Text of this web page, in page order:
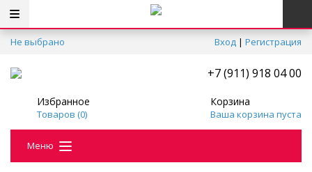
Не выбрано Вход | Регистрация
+7 (911) 918 04 00
Избранное
Товаров (0)
Корзина
Ваша корзина пуста
Меню